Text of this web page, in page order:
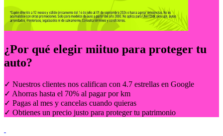
¿Por qué elegir miituo para proteger tu
auto?
✓ Nuestros clientes nos califican con 4.7 estrellas en Google
✓ Ahorras hasta el 70% al pagar por km
✓ Pagas al mes y cancelas cuando quieras
✓ Obtienes un precio justo para proteger tu patrimonio